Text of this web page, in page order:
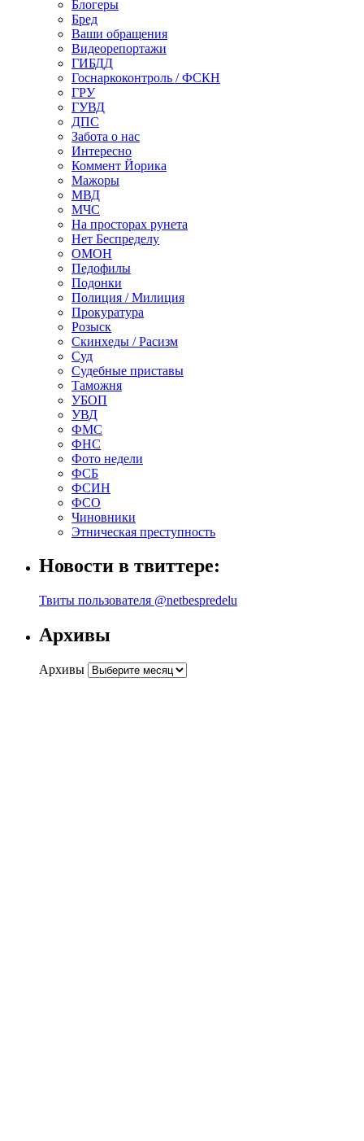
Блогеры
Бред
Ваши обращения
Видеорепортажи
ГИБДД
Госнаркоконтроль / ФСКН
ГРУ
ГУВД
ДПС
Забота о нас
Интересно
Коммент Йорика
Мажоры
МВД
МЧС
На просторах рунета
Нет Беспределу
ОМОН
Педофилы
Подонки
Полиция / Милиция
Прокуратура
Розыск
Скинхеды / Расизм
Суд
Судебные приставы
Таможня
УБОП
УВД
ФМС
ФНС
Фото недели
ФСБ
ФСИН
ФСО
Чиновники
Этническая преступность
Новости в твиттере:
Твиты пользователя @netbespredelu
Архивы
Архивы